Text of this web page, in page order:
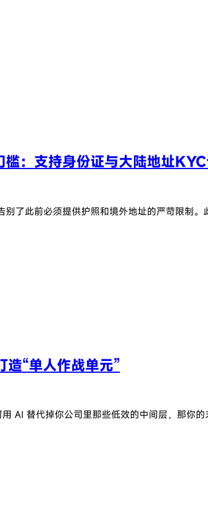
：支持身份证与大陆地址
了此前必须提供护照和境外地址的严苛限制
“单人作战单元”
AI 替代掉你公司里那些低效的中间层，那你的